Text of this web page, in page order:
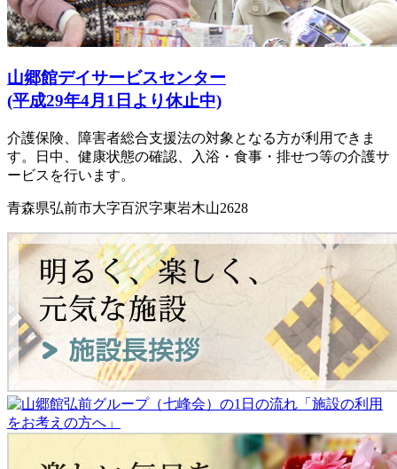
山郷館デイサービスセンター
(平成29年4月1日より休止中)
介護保険、障害者総合支援法の対象となる方が利用できま
す。日中、健康状態の確認、入浴・食事・排せつ等の介護サ
ービスを行います。
青森県弘前市大字百沢字東岩木山2628